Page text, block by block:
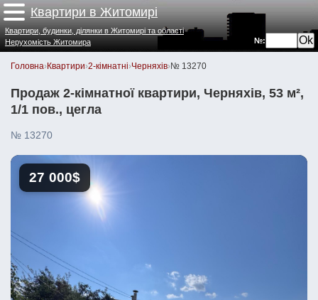
Квартири в Житомирі
№:
Квартири, будинки, ділянки в Житомирі та області
Нерухомість Житомира
Головна›Квартири›2-кімнатні›Черняхів›№ 13270
Продаж 2-кімнатної квартири, Черняхів, 53 м²,
1/1 пов., цегла
№ 13270
27 000$